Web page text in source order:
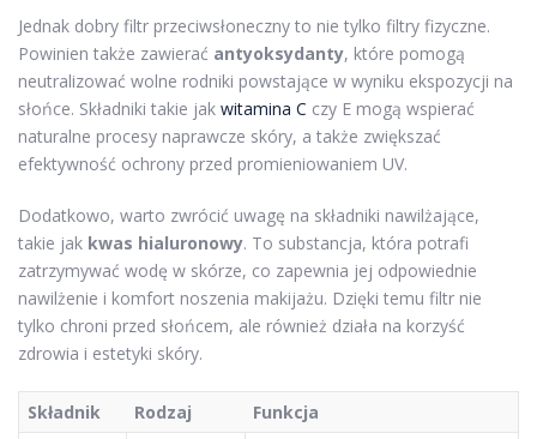
Jednak dobry filtr przeciwsłoneczny to nie tylko filtry fizyczne.
Powinien także zawierać antyoksydanty, które pomogą
neutralizować wolne rodniki powstające w wyniku ekspozycji na
słońce. Składniki takie jak witamina C czy E mogą wspierać
naturalne procesy naprawcze skóry, a także zwiększać
efektywność ochrony przed promieniowaniem UV.
Dodatkowo, warto zwrócić uwagę na składniki nawilżające,
takie jak kwas hialuronowy. To substancja, która potrafi
zatrzymywać wodę w skórze, co zapewnia jej odpowiednie
nawilżenie i komfort noszenia makijażu. Dzięki temu filtr nie
tylko chroni przed słońcem, ale również działa na korzyść
zdrowia i estetyki skóry.
Składnik Rodzaj
Funkcja